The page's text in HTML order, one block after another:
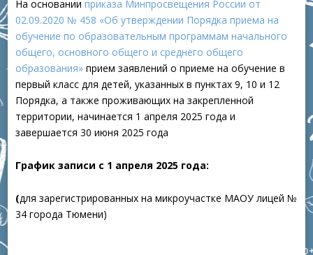
На основании приказа Минпросвещения России от
02.09.2020 № 458 «Об утверждении Порядка приема на
обучение по образовательным программам начального
общего, основного общего и среднего общего
образования»прием заявлений о приеме на обучение в
первый класс для детей, указанных в пунктах 9, 10 и 12
Порядка, а также проживающих на закрепленной
территории, начинается 1 апреля 2025 года и
завершается 30 июня 2025 года
График записи с 1 апреля 2025 года:
(для зарегистрированных на микроучастке МАОУ лицей №
34 города Тюмени)